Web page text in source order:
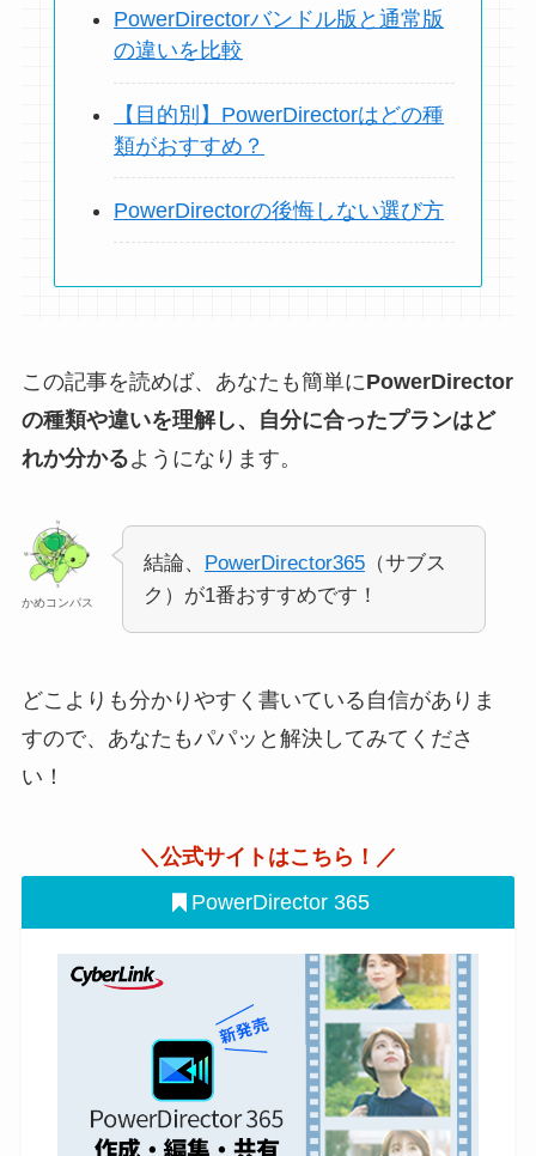
PowerDirectorバンドル版と通常版
の違いを比較
【目的別】PowerDirectorはどの種
類がおすすめ？
PowerDirectorの後悔しない選び方
この記事を読めば、あなたも簡単にPowerDirector
の種類や違いを理解し、自分に合ったプランはど
れか分かるようになります。
かめコンパス
結論、 PowerDirector365（サブス
ク）が1番おすすめです！
どこよりも分かりやすく書いている自信がありま
すので、あなたもパパッと解決してみてくださ
い！
＼公式サイトはこちら！／
PowerDirector 365